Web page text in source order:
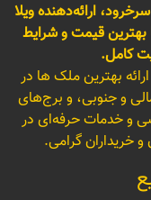
ارائه‌دهنده ویلا
بهترین قیمت و شرایط
کامل.
بهترین ملک ها در
و جنوبی، و برج‌های
و خدمات حرفه‌ای در
خریداران گرامی.